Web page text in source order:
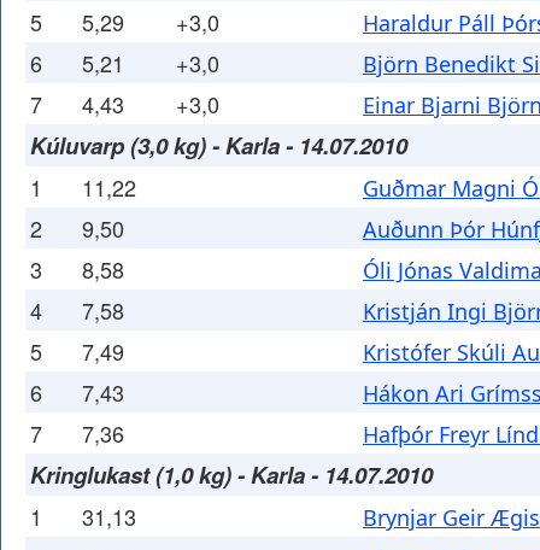
5 5,29 +3,0 Haraldur Páll
6 5,21 +3,0 Björn Benedikt
7 4,43 +3,0 Einar Bjarni
Kúluvarp (3,0 kg) - Karla - 14.07.2010
1 11,22 Guðmar Magni
2 9,50 Auðunn Þór
3 8,58 Óli Jónas
4 7,58 Kristján Ingi
5 7,49 Kristófer Skúli
6 7,43 Hákon Ari
7 7,36 Hafþór Freyr
Kringlukast (1,0 kg) - Karla - 14.07.2010
1 31,13 Brynjar Geir